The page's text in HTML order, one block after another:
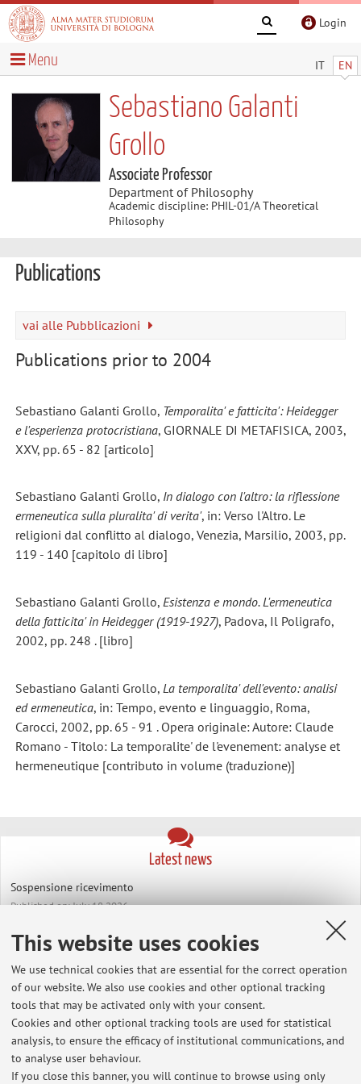
This website uses cookies
We use technical cookies that are essential for the correct operation
of our website. We also use cookies and other optional tracking
tools that may be activated only with your consent.
Cookies and other optional tracking tools are used for statistical
analysis, to ensure the efficacy of institutional communications, and
to analyse user behaviour.
If you close this banner, you will continue to browse using only
Login
IT EN
Menu
Sebastiano Galanti
Grollo
Associate Professor
Department of Philosophy
Academic discipline: PHIL-01/A Theoretical
Philosophy
Publications
vai alle Pubblicazioni
Publications prior to 2004
Sebastiano Galanti Grollo, Temporalita' e fatticita': Heidegger
e l'esperienza protocristiana, GIORNALE DI METAFISICA, 2003,
XXV, pp. 65 - 82 [articolo]
Sebastiano Galanti Grollo, In dialogo con l'altro: la riflessione
ermeneutica sulla pluralita' di verita', in: Verso l'Altro. Le
religioni dal conflitto al dialogo, Venezia, Marsilio, 2003, pp.
119 - 140 [capitolo di libro]
Sebastiano Galanti Grollo, Esistenza e mondo. L'ermeneutica
della fatticita' in Heidegger (1919-1927), Padova, Il Poligrafo,
2002, pp. 248 . [libro]
Sebastiano Galanti Grollo, La temporalita' dell'evento: analisi
ed ermeneutica, in: Tempo, evento e linguaggio, Roma,
Carocci, 2002, pp. 65 - 91 . Opera originale: Autore: Claude
Romano - Titolo: La temporalite' de l'evenement: analyse et
hermeneutique [contributo in volume (traduzione)]
Latest news
Sospensione ricevimento
Published on: July 18 2026
Richieste tesi di laurea
View all